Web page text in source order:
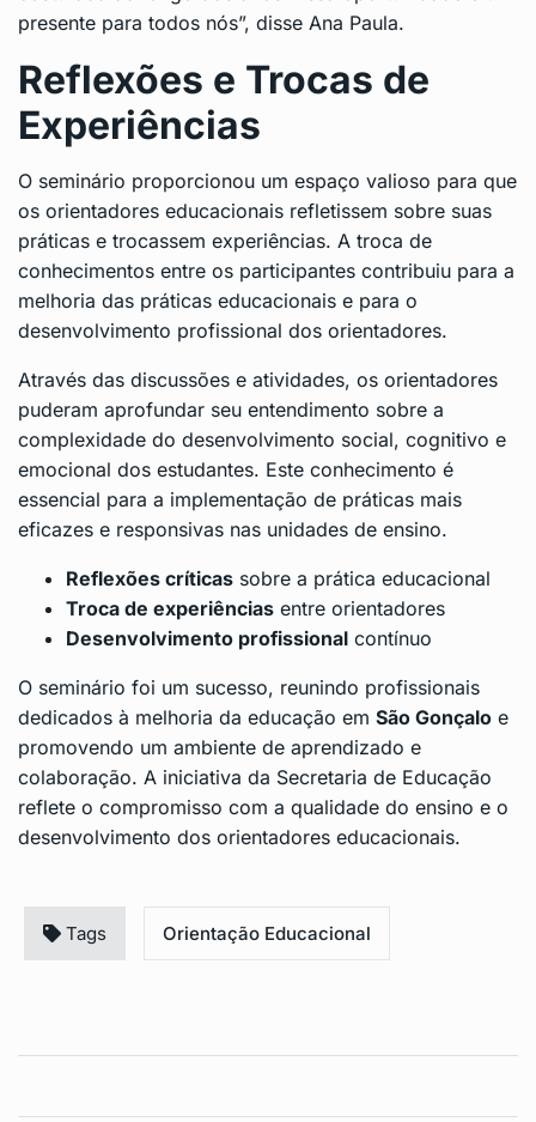
presente para todos nós”, disse Ana Paula.
Reflexões e Trocas de
Experiências
O seminário proporcionou um espaço valioso para que
os orientadores educacionais refletissem sobre suas
práticas e trocassem experiências. A troca de
conhecimentos entre os participantes contribuiu para a
melhoria das práticas educacionais e para o
desenvolvimento profissional dos orientadores.
Através das discussões e atividades, os orientadores
puderam aprofundar seu entendimento sobre a
complexidade do desenvolvimento social, cognitivo e
emocional dos estudantes. Este conhecimento é
essencial para a implementação de práticas mais
eficazes e responsivas nas unidades de ensino.
Reflexões críticas sobre a prática educacional
Troca de experiências entre orientadores
Desenvolvimento profissional contínuo
O seminário foi um sucesso, reunindo profissionais
dedicados à melhoria da educação em São Gonçalo e
promovendo um ambiente de aprendizado e
colaboração. A iniciativa da Secretaria de Educação
reflete o compromisso com a qualidade do ensino e o
desenvolvimento dos orientadores educacionais.
Tags Orientação Educacional